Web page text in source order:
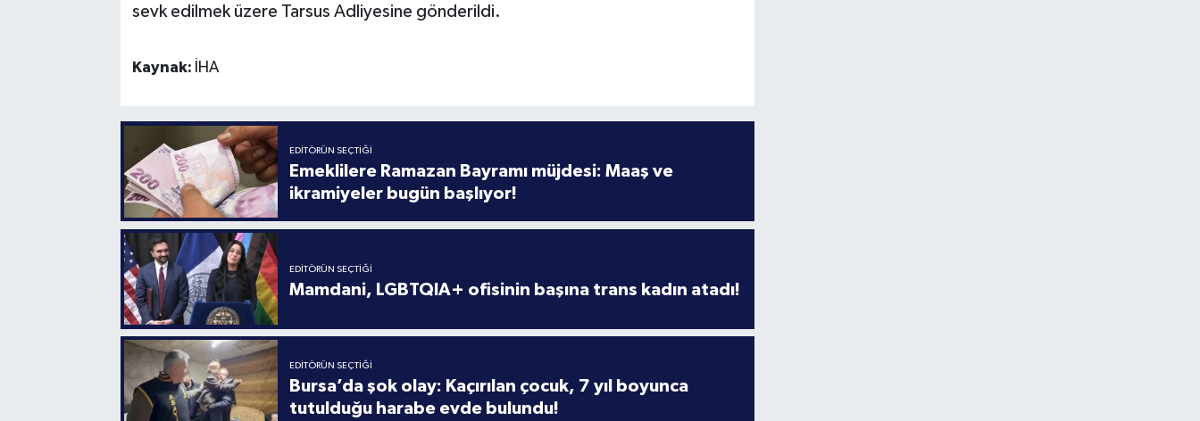
sevk edilmek üzere Tarsus Adliyesine gönderildi.
Kaynak: İHA
EDITÖRÜN SEÇTIĞI
Emeklilere Ramazan Bayramı müjdesi: Maaş ve
ikramiyeler bugün başlıyor!
EDITÖRÜN SEÇTIĞI
Mamdani, LGBTQIA+ ofisinin başına trans kadın atadı!
EDITÖRÜN SEÇTIĞI
Bursa’da şok olay: Kaçırılan çocuk, 7 yıl boyunca
tutulduğu harabe evde bulundu!